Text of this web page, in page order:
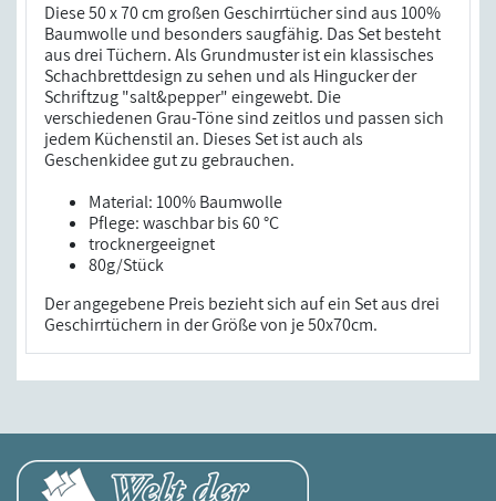
Diese 50 x 70 cm großen Geschirrtücher sind aus 100%
Baumwolle und besonders saugfähig. Das Set besteht
aus drei Tüchern. Als Grundmuster ist ein klassisches
Schachbrettdesign zu sehen und als Hingucker der
Schriftzug "salt&pepper" eingewebt. Die
verschiedenen Grau-Töne sind zeitlos und passen sich
jedem Küchenstil an. Dieses Set ist auch als
Geschenkidee gut zu gebrauchen.
Material: 100% Baumwolle
Pflege: waschbar bis 60 °C
trocknergeeignet
80g/Stück
Der angegebene Preis bezieht sich auf ein Set aus drei
Geschirrtüchern in der Größe von je 50x70cm.